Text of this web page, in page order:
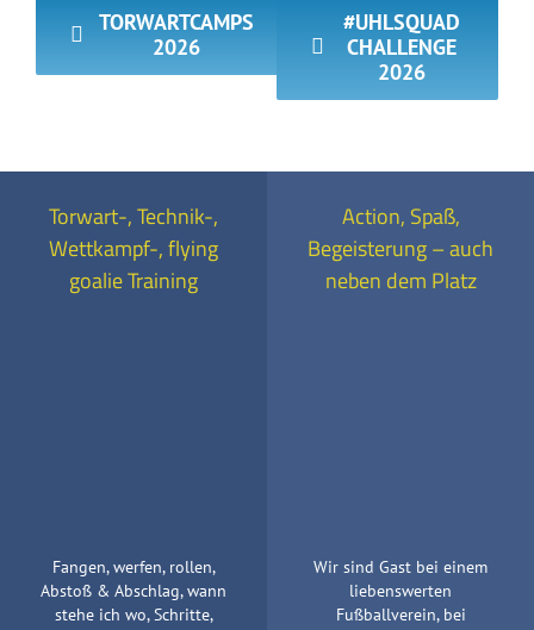
TORWARTCAMPS
2026
#UHLSQUAD
CHALLENGE
2026
Torwart-, Technik-,
Wettkampf-, flying
goalie Training
Fangen, werfen, rollen,
Abstoß & Abschlag, wann
stehe ich wo, Schritte,
Action, Spaß,
Begeisterung – auch
neben dem Platz
Wir sind Gast bei einem
liebenswerten
Fußballverein, bei